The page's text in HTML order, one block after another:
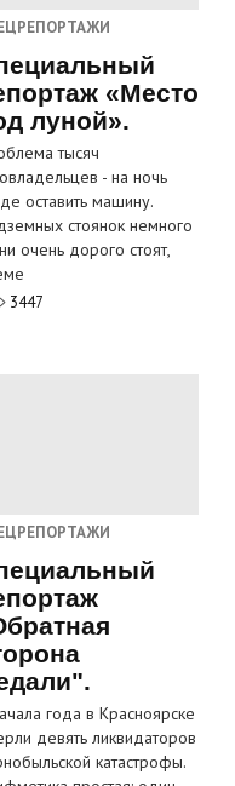
«Место
луной».
тысяч
- на ночь
оставить машину.
стоянок немного
очень дорого стоят,
3447
года в Красноярске
девять ликвидаторов
катастрофы.